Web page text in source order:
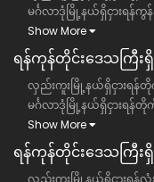
မင်္ဂလာဒုံမြို့နယ်ရှိငှားရန်ကွန်
Show More
ရန်ကုန်တိုင်းဒေသကြီး​​ရှိ
လှည်းကူးမြို့နယ်ရှိငှားရန်တိုက်
မင်္ဂလာဒုံမြို့နယ်ရှိငှားရန်တိုက်
Show More
ရန်ကုန်တိုင်းဒေသကြီး​​ရှိ
လှည်းကူးမြို့နယ်ရှိငှားရန်လုံး